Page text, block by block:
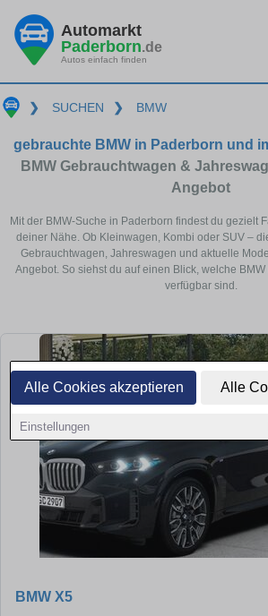
Alle Cookies akzeptieren Alle
Einstellungen
Automarkt
Paderborn.de
Autos einfach finden
❯ SUCHEN ❯ BMW
gebrauchte BMW in Paderborn und
BMW Gebrauchtwagen &
Angebot
Mit der BMW-Suche in Paderborn findest du gezielt
deiner Nähe. Ob Kleinwagen, Kombi oder SUV –
Gebrauchtwagen, Jahreswagen und aktuelle
Angebot. So siehst du auf einen Blick, welche
verfügbar sind.
BMW X5